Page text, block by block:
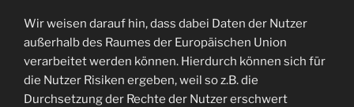
Wir weisen darauf hin, dass dabei Daten der Nutzer
außerhalb des Raumes der Europäischen Union
verarbeitet werden können. Hierdurch können sich für
die Nutzer Risiken ergeben, weil so z.B. die
Durchsetzung der Rechte der Nutzer erschwert